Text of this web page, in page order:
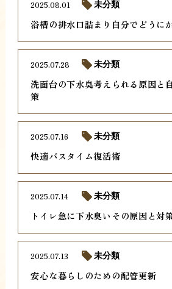
浴槽の排水口詰まり自分でどうに
2025.08.01 未分類
洗面台の下水臭考えられる原因と
策
2025.07.28 未分類
快適バスタイム復活術
2025.07.16 未分類
トイレ急に下水臭いその原因と対
2025.07.14 未分類
安心な暮らしのための配管更新
2025.07.13 未分類